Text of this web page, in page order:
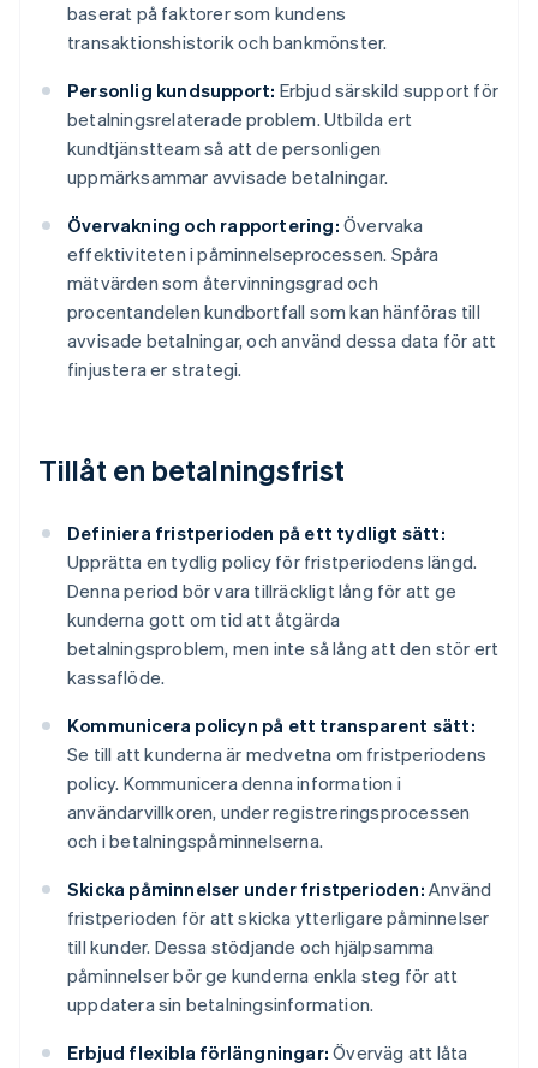
baserat på faktorer som kundens
transaktionshistorik och bankmönster.
Personlig kundsupport: Erbjud särskild support för
betalningsrelaterade problem. Utbilda ert
kundtjänstteam så att de personligen
uppmärksammar avvisade betalningar.
Övervakning och rapportering: Övervaka
effektiviteten i påminnelseprocessen. Spåra
mätvärden som återvinningsgrad och
procentandelen kundbortfall som kan hänföras till
avvisade betalningar, och använd dessa data för att
finjustera er strategi.
Tillåt en betalningsfrist
Definiera fristperioden på ett tydligt sätt:
Upprätta en tydlig policy för fristperiodens längd.
Denna period bör vara tillräckligt lång för att ge
kunderna gott om tid att åtgärda
betalningsproblem, men inte så lång att den stör ert
kassaflöde.
Kommunicera policyn på ett transparent sätt:
Se till att kunderna är medvetna om fristperiodens
policy. Kommunicera denna information i
användarvillkoren, under registreringsprocessen
och i betalningspåminnelserna.
Skicka påminnelser under fristperioden: Använd
fristperioden för att skicka ytterligare påminnelser
till kunder. Dessa stödjande och hjälpsamma
påminnelser bör ge kunderna enkla steg för att
uppdatera sin betalningsinformation.
Erbjud flexibla förlängningar: Överväg att låta